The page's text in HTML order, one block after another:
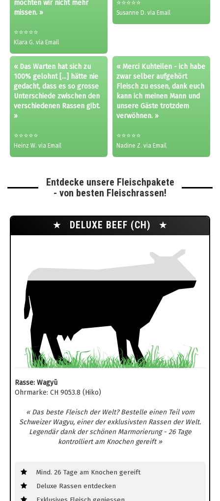
möchten wir nicht mehr
missen. »
⭐⭐⭐⭐⭐
Klara G. via Email
⭐⭐⭐⭐⭐
Susanne D. via Email
« Das Warten hat sich zu
100% gelohnt [...] hätte nie
gedacht, dass es so grosse
Unterschiede zwischen den
verschiedenen Rassen gibt.
»
⭐⭐⭐⭐⭐
Heinz W. via Email
« Merci Kuhteilen - ich habe
zwar selber aufgehört
Fleisch zu essen, dank euch
kann ich meinen Mann und
unsere Gäste trotzdem
verwöhnen. »
⭐⭐⭐⭐⭐
Nadine Z. via Email
Entdecke unsere Fleischpakete
- von besten Fleischrassen!
★ DELUXE BEEF (CH) ★
Rasse: Wagyū
Ohrmarke: CH 9053.8 (Hiko)
« Das beste Fleisch der Welt? Bestelle einen Teil vom
Schweizer Wagyu, einer der exklusivsten Rassen der Welt.
Legendär dank der schönen Marmorierung - 26 Tage
kontrolliert am Knochen gereift »
Mind. 26 Tage am Knochen gereift
Deluxe Rassen entdecken